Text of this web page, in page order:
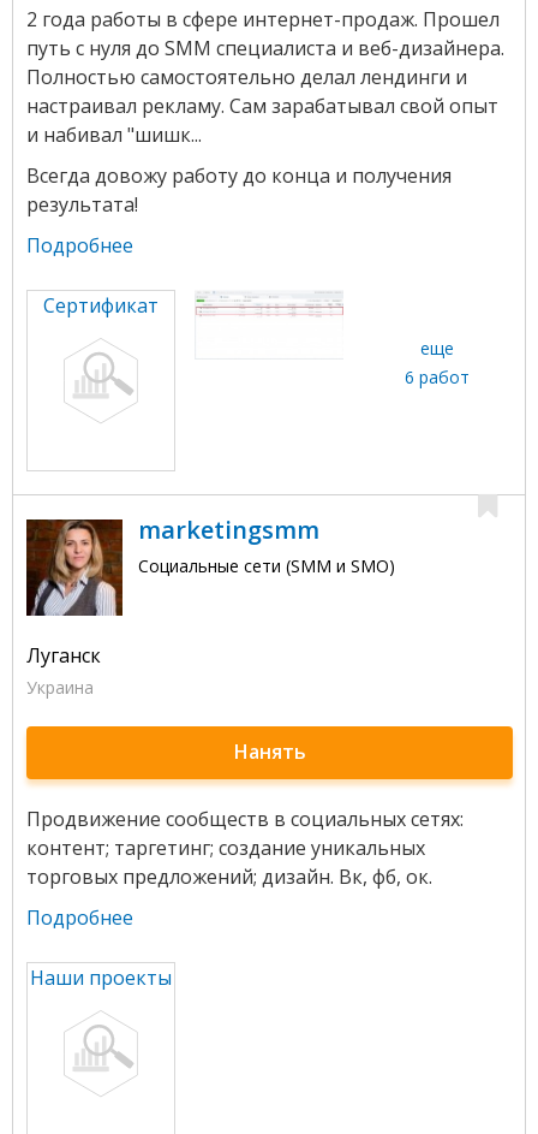
2 года работы в сфере интернет-продаж. Прошел
путь с нуля до SMM специалиста и веб-дизайнера.
Полностью самостоятельно делал лендинги и
настраивал рекламу. Сам зарабатывал свой опыт
и набивал "шишк...
Всегда довожу работу до конца и получения
результата!
Подробнее
Сертификат
еще
6 работ
marketingsmm
Социальные сети (SMM и SMO)
Луганск
Украина
Нанять
Продвижение сообществ в социальных сетях:
контент; таргетинг; создание уникальных
торговых предложений; дизайн. Вк, фб, ок.
Подробнее
Наши проекты